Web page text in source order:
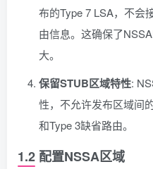
布的Type 7 LSA，不会
由信息。这确保了
大。
保留STUB区域特性:
性，不允许发布区域间
和Type 3缺省路由。
1.2 配置NSSA区域